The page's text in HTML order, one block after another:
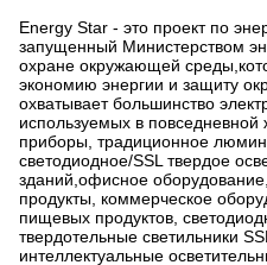
Energy Star - это проект по
запущенный Министерством
охране окружающей
экономию энергии и защиту
охватывает большинство
используемых в повседневной
приборы, традиционное
светодиодное/SSL твердое
зданий,офисное
продукты, коммерческое
пищевых продуктов,
твердотельные светильники
интеллектуальные